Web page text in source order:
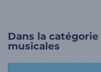
Dans la catégorie
musicales